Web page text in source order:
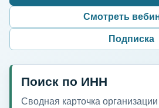
Смотреть
Подписка
Поиск по ИНН
Сводная карточка